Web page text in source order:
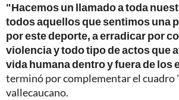
"Hacemos un llamado a toda
todos aquellos que sentimos una
por este deporte, a erradicar por
violencia y todo tipo de actos que
vida humana dentro y fuera de los
terminó por complementar el cuadro
vallecaucano.